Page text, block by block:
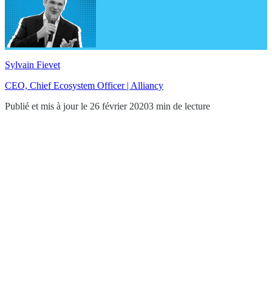
Sylvain Fievet
CEO, Chief Ecosystem Officer | Alliancy
Publié et mis à jour le 26 février 20203 min de lecture